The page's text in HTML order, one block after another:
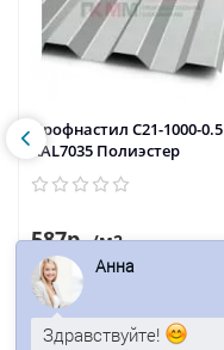
Профнастил C21-1000-0.5
RAL7035 Полиэстер
587р. /м2
Анна
Здравствуйте!